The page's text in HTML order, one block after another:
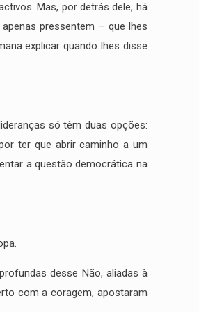
Mas, por detrás dele, há
pressentem – que lhes
explicar quando lhes disse
só têm duas opções:
ter que abrir caminho a um
a questão democrática na
desse Não, aliadas à
com a coragem, apostaram